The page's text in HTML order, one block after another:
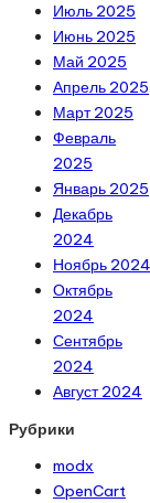
Июль 2025
Июнь 2025
Май 2025
Апрель 2025
Март 2025
Февраль
2025
Январь 2025
Декабрь
2024
Ноябрь 2024
Октябрь
2024
Сентябрь
2024
Август 2024
Рубрики
modx
OpenCart